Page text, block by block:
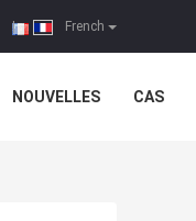
French
|
NOUVELLES CAS